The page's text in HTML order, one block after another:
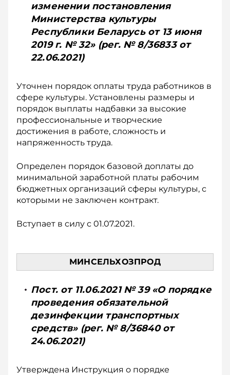
изменении постановления
Министерства культуры
Республики Беларусь от 13 июня
2019 г. № 32» (рег. № 8/36833 от
22.06.2021)
Уточнен порядок оплаты труда работников в
сфере культуры. Установлены размеры и
порядок выплаты надбавки за высокие
профессиональные и творческие
достижения в работе, сложность и
напряженность труда.
Определен порядок базовой доплаты до
минимальной заработной платы рабочим
бюджетных организаций сферы культуры, с
которыми не заключен контракт.
Вступает в силу с 01.07.2021.
МИНСЕЛЬХОЗПРОД
Пост. от 11.06.2021 № 39 «О порядке
проведения обязательной
дезинфекции транспортных
средств» (рег. № 8/36840 от
24.06.2021)
Утверждена Инструкция о порядке